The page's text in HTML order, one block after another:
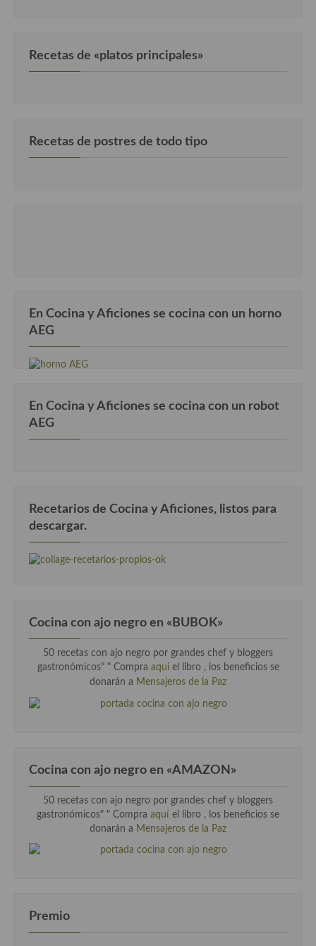
Recetas de «platos principales»
Recetas de postres de todo tipo
En Cocina y Aficiones se cocina con un horno
AEG
En Cocina y Aficiones se cocina con un robot
AEG
Recetarios de Cocina y Aficiones, listos para
descargar.
Cocina con ajo negro en «BUBOK»
50 recetas con ajo negro por grandes chef y bloggers
gastronómicos" " Compra aqui el libro , los beneficios se
donarán a Mensajeros de la Paz
Cocina con ajo negro en «AMAZON»
50 recetas con ajo negro por grandes chef y bloggers
gastronómicos" " Compra aquí el libro , los beneficios se
donarán a Mensajeros de la Paz
Premio